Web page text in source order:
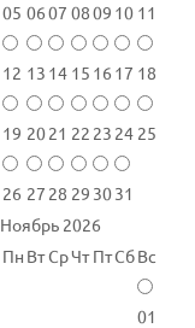
05 0607 0809 10 11
12 13 14 15 16 17 18
19 2021 22 23 24 25
26 27 28 29 3031
Ноябрь 2026
Пн ВтСрЧт ПтСбВс
01